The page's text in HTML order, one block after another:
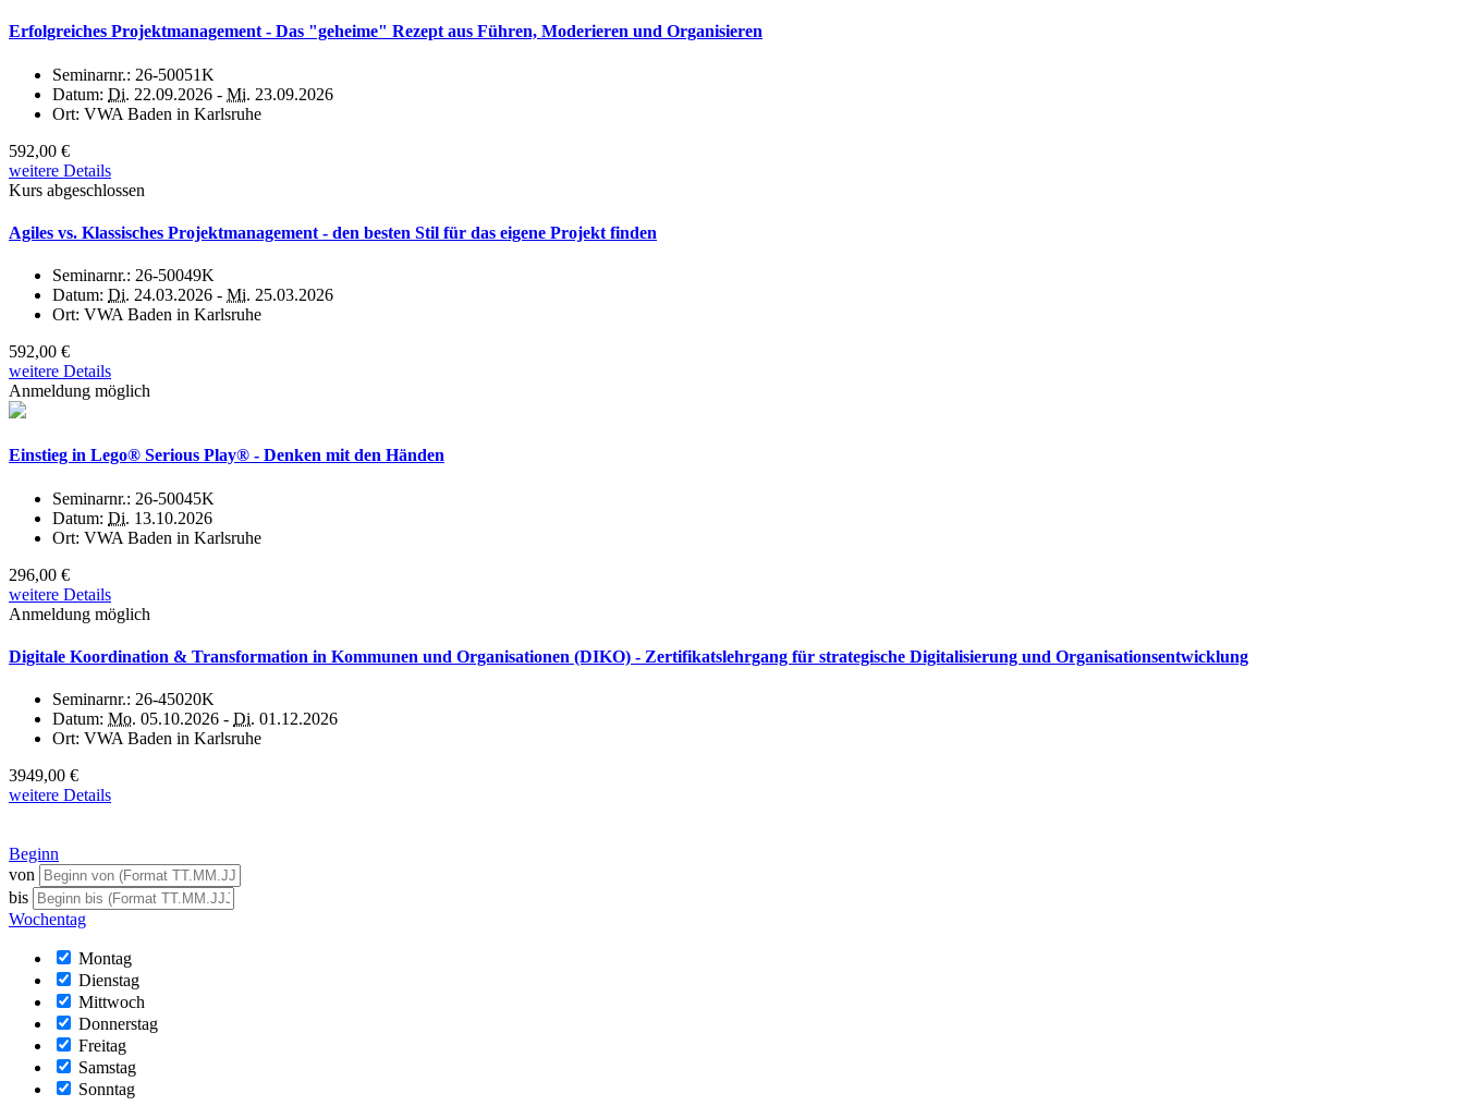
Erfolgreiches Projektmanagement - Das "geheime" Rezept aus Führen, Moderieren und Organisieren
Seminarnr.: 26-50051K
Datum: Di. 22.09.2026 - Mi. 23.09.2026
Ort: VWA Baden in Karlsruhe
592,00 €
weitere Details
Kurs abgeschlossen
Agiles vs. Klassisches Projektmanagement - den besten Stil für das eigene Projekt finden
Seminarnr.: 26-50049K
Datum: Di. 24.03.2026 - Mi. 25.03.2026
Ort: VWA Baden in Karlsruhe
592,00 €
weitere Details
Anmeldung möglich
Einstieg in Lego® Serious Play® - Denken mit den Händen
Seminarnr.: 26-50045K
Datum: Di. 13.10.2026
Ort: VWA Baden in Karlsruhe
296,00 €
weitere Details
Anmeldung möglich
Digitale Koordination & Transformation in Kommunen und Organisationen (DIKO) - Zertifikatslehrgang für strategische Digitalisierung und Organisationsentwicklung
Seminarnr.: 26-45020K
Datum: Mo. 05.10.2026 - Di. 01.12.2026
Ort: VWA Baden in Karlsruhe
3949,00 €
weitere Details
Beginn
von
bis
Wochentag
Montag
Dienstag
Mittwoch
Donnerstag
Freitag
Samstag
Sonntag